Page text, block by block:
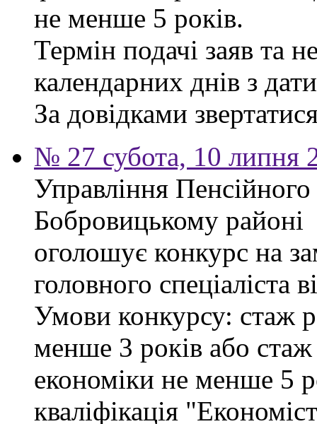
не менше 5 років.
Термін подачі заяв та
календарних днів з
За довідками
№ 27 субота, 10 липня
Управління
Бобровицькому районі
оголошує конкурс на
головного спеціаліста
Умови конкурсу: стаж
менше 3 років або
економіки не менше 5
кваліфікація